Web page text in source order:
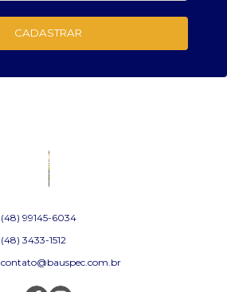
CADASTRAR
(48) 99145-6034
(48) 3433-1512
contato@bauspec.com.br